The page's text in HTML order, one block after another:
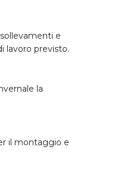
e
lavoro previsto.
la
il montaggio e